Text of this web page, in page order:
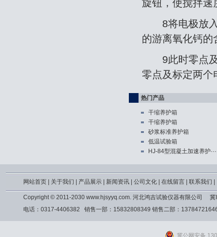
旋钮，使搅拌速
8将电极放入
的游离氧化钙的
9此时零点及
零点及标定两个
热门产品
干缩养护箱
干缩养护箱
砂浆标准养护箱
低温试验箱
HJ-84型混凝土加速养护···
网站首页| 关于我们 产品展示| 新闻资讯| 公司文化| 在线留言| 联系我们
Copyright © 2011-2030 www.hjsyyq.com. 河北鸿吉试验仪器有限公司
冀
电话：0317-4406382 销售一部：15832808349 销售二部：
冀公网安备